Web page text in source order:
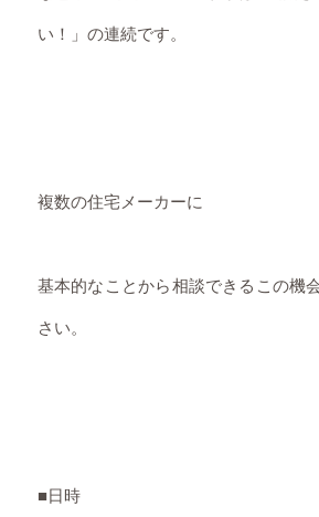
い！」の連続です。
複数の住宅メーカーに
基本的なことから相談できるこの機
さい。
■日時